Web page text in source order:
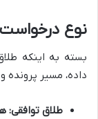
نوع
بسته به اینکه
داده، مسیر پرونده
طلاق توافقی: